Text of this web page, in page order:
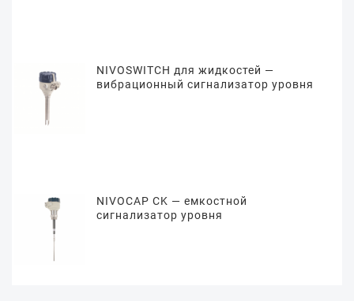
NIVOSWITCH для жидкостей —
вибрационный сигнализатор уровня
NIVOCAP CK — емкостной
сигнализатор уровня